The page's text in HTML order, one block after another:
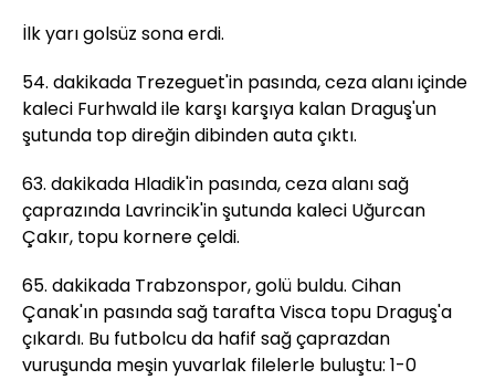
İlk yarı golsüz sona erdi.
54. dakikada Trezeguet'in pasında, ceza alanı içinde
kaleci Furhwald ile karşı karşıya kalan Draguş'un
şutunda top direğin dibinden auta çıktı.
63. dakikada Hladik'in pasında, ceza alanı sağ
çaprazında Lavrincik'in şutunda kaleci Uğurcan
Çakır, topu kornere çeldi.
65. dakikada Trabzonspor, golü buldu. Cihan
Çanak'ın pasında sağ tarafta Visca topu Draguş'a
çıkardı. Bu futbolcu da hafif sağ çaprazdan
vuruşunda meşin yuvarlak filelerle buluştu: 1-0